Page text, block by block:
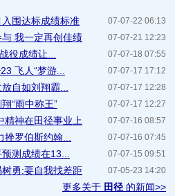
07-07-22 06:13
围达标成绩标准
07-07-21 12:23
我一定再创佳绩
07-07-18 07:55
役成绩让...
07-07-17 17:12
飞人“梦游...
07-07-17 12:28
自如刘翔霸...
07-07-17 12:27
“雨中称王”
07-07-16 08:57
精神在田径事业上
07-07-16 07:45
罗伯斯约翰...
07-07-15 09:51
测成绩在13...
07-05-23 14:20
勇:要自我找差距
更多关于 田径 的新闻>>